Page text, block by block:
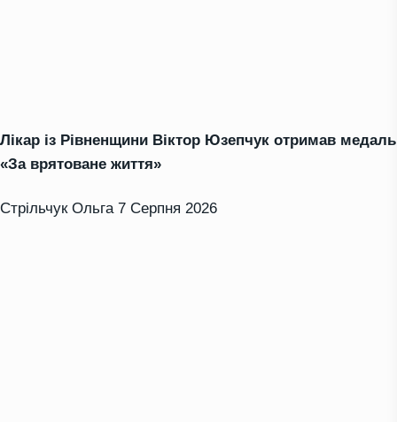
Лікар із Рівненщини Віктор Юзепчук отримав медаль
«За врятоване життя»
Стрільчук Ольга 7 Серпня 2026